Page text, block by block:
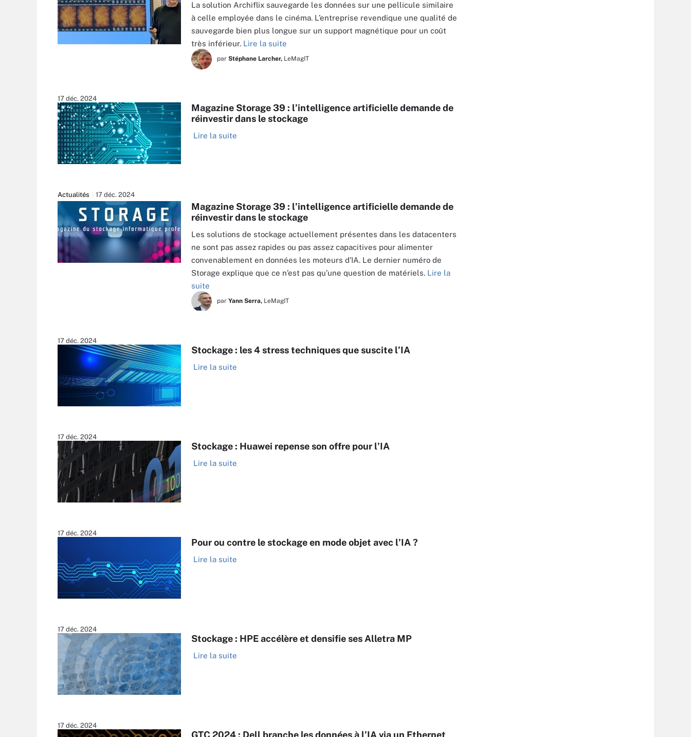
La solution Archiflix sauvegarde les données sur une pellicule similaire
à celle employée dans le cinéma. L’entreprise revendique une qualité de
sauvegarde bien plus longue sur un support magnétique pour un coût
très inférieur. Lire la suite
par Stéphane Larcher, LeMagIT
17 déc. 2024
Magazine Storage 39 : l’intelligence artificielle demande de
réinvestir dans le stockage
Lire la suite
Actualités 17 déc. 2024
Magazine Storage 39 : l’intelligence artificielle demande de
réinvestir dans le stockage
Les solutions de stockage actuellement présentes dans les datacenters
ne sont pas assez rapides ou pas assez capacitives pour alimenter
convenablement en données les moteurs d’IA. Le dernier numéro de
Storage explique que ce n’est pas qu’une question de matériels. Lire la
suite
par Yann Serra, LeMagIT
17 déc. 2024
Stockage : les 4 stress techniques que suscite l’IA
Lire la suite
17 déc. 2024
Stockage : Huawei repense son offre pour l’IA
Lire la suite
17 déc. 2024
Pour ou contre le stockage en mode objet avec l’IA ?
Lire la suite
17 déc. 2024
Stockage : HPE accélère et densifie ses Alletra MP
Lire la suite
17 déc. 2024
GTC 2024 : Dell branche les données à l’IA via un Ethernet